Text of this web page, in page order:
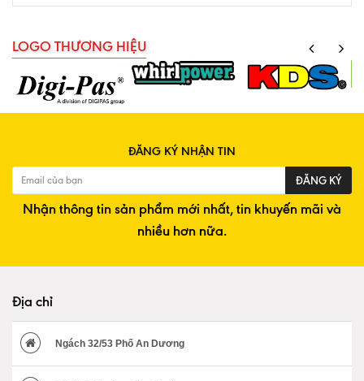
LOGO THƯƠNG HIỆU
ĐĂNG KÝ NHẬN TIN
ĐĂNG KÝ
Nhận thông tin sản phẩm mới nhất, tin khuyến mãi và
nhiều hơn nữa.
Địa chỉ
Ngách 32/53 Phố An Dương